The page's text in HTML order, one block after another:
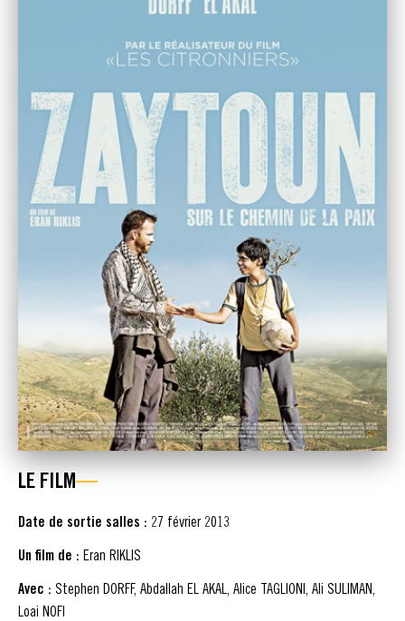
LE FILM
Date de sortie salles : 27 février 2013
Un film de : Eran RIKLIS
Avec : Stephen DORFF, Abdallah EL AKAL, Alice TAGLIONI, Ali SULIMAN,
Loai NOFI